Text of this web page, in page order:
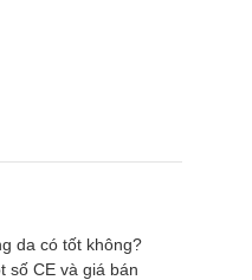
da có tốt không?
số CE và giá bán